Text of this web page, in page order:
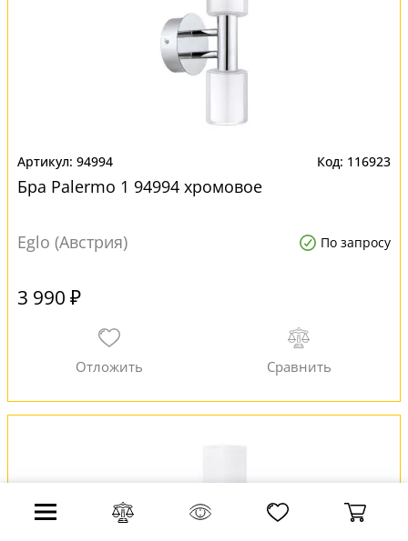
94994 116923
Бра Palermo 1 94994 хромовое
Eglo (Австрия) По запросу
3 990 ₽